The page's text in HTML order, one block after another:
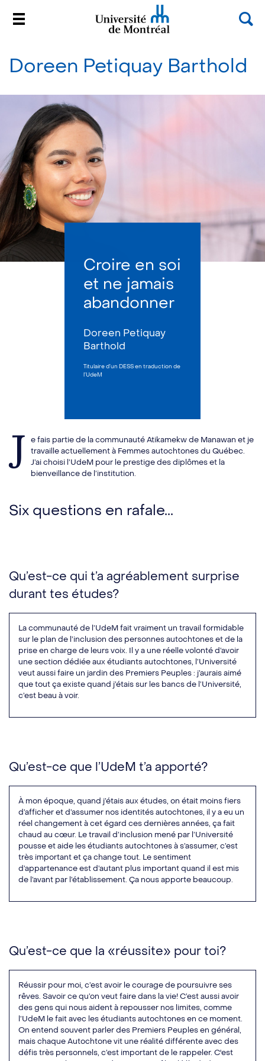
contenu
Doreen Petiquay Barthold
Croire en soi
et ne jamais
abandonner
Doreen Petiquay
Barthold
Titulaire d’un DESS en traduction de
l’UdeM
J e fais partie de la communautéAtikamekwde Manawan et je
travaille actuellement à Femmes autochtones du Québec.
J’ai choisi l’UdeM pour le prestige des diplômes et la
bienveillance de l’institution.
Six questions en rafale...
Qu’est-ce qui t’a agréablement surprise
durant tes études?
La communauté de l’UdeM fait vraiment un travail formidable
sur le plan de l’inclusion des personnes autochtones et de la
prise en charge de leurs voix. Il y a une réelle volonté d’avoir
une section dédiée aux étudiants autochtones, l’Université
veut aussi faire un jardin des Premiers Peuples : j’aurais aimé
que tout ça existe quand j’étais sur les bancs de l’Université,
c’est beau à voir.
Qu’est-ce que l’UdeM t’a apporté?
À mon époque, quand j’étais aux études, on était moins fiers
d’afficher et d’assumer nos identités autochtones, il y a eu un
réel changement à cet égard ces dernières années, ça fait
chaud au cœur. Le travail d’inclusion mené par l’Université
pousse et aide les étudiants autochtones à s’assumer, c’est
très important et ça change tout. Le sentiment
d’appartenance est d’autant plus important quand il est mis
de l’avant par l’établissement. Ça nous apporte beaucoup.
Qu’est-ce que la «réussite» pour toi?
Réussir pour moi, c’est avoir le courage de poursuivre ses
rêves. Savoir ce qu’on veut faire dans la vie! C’est aussi avoir
des gens qui nous aident à repousser nos limites, comme
l’UdeM le fait avec les étudiants autochtones en ce moment.
On entend souvent parler des Premiers Peuples en général,
mais chaque Autochtone vit une réalité différente avec des
défis très personnels, c’est important de le rappeler. C'est